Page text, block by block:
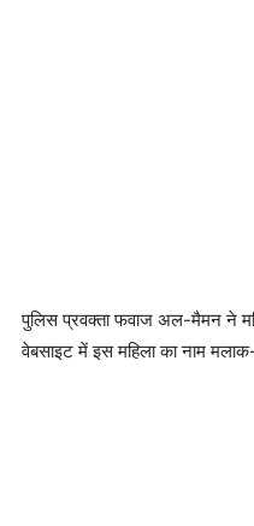
पुलिस प्रवक्ता फवाज अल-मैमन ने
वेबसाइट में इस महिला का नाम